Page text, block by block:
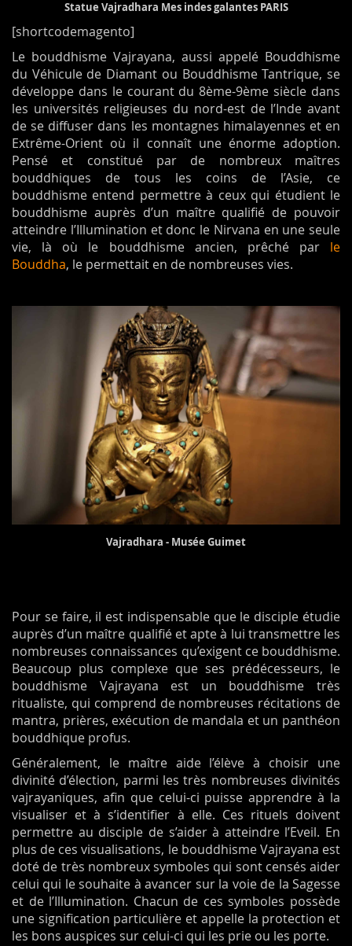
Statue Vajradhara Mes indes galantes PARIS
[shortcodemagento]
Le bouddhisme Vajrayana, aussi appelé Bouddhisme
du Véhicule de Diamant ou Bouddhisme Tantrique, se
développe dans le courant du 8ème-9ème siècle dans
les universités religieuses du nord-est de l’Inde avant
de se diffuser dans les montagnes himalayennes et en
Extrême-Orient où il connaît une énorme adoption.
Pensé et constitué par de nombreux maîtres
bouddhiques de tous les coins de l’Asie, ce
bouddhisme entend permettre à ceux qui étudient le
bouddhisme auprès d’un maître qualifié de pouvoir
atteindre l’Illumination et donc le Nirvana en une seule
vie, là où le bouddhisme ancien, prêché par le
Bouddha, le permettait en de nombreuses vies.
Vajradhara - Musée Guimet
Pour se faire, il est indispensable que le disciple étudie
auprès d’un maître qualifié et apte à lui transmettre les
nombreuses connaissances qu’exigent ce bouddhisme.
Beaucoup plus complexe que ses prédécesseurs, le
bouddhisme Vajrayana est un bouddhisme très
ritualiste, qui comprend de nombreuses récitations de
mantra, prières, exécution de mandala et un panthéon
bouddhique profus.
Généralement, le maître aide l’élève à choisir une
divinité d’élection, parmi les très nombreuses divinités
vajrayaniques, afin que celui-ci puisse apprendre à la
visualiser et à s’identifier à elle. Ces rituels doivent
permettre au disciple de s’aider à atteindre l’Eveil. En
plus de ces visualisations, le bouddhisme Vajrayana est
doté de très nombreux symboles qui sont censés aider
celui qui le souhaite à avancer sur la voie de la Sagesse
et de l’Illumination. Chacun de ces symboles possède
une signification particulière et appelle la protection et
les bons auspices sur celui-ci qui les prie ou les porte.